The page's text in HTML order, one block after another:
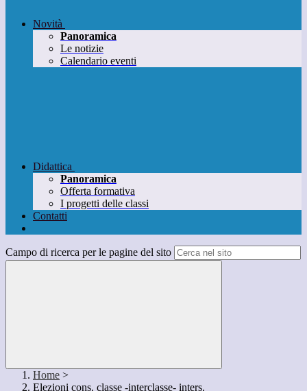
Novità
Panoramica
Le notizie
Calendario eventi
Didattica
Panoramica
Offerta formativa
I progetti delle classi
Contatti
Campo di ricerca per le pagine del sito
Home >
Elezioni cons. classe -interclasse- inters.